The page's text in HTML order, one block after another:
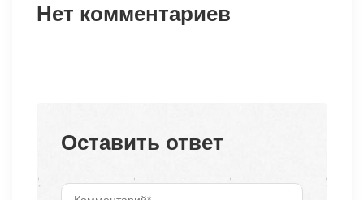
Нет комментариев
Оставить ответ